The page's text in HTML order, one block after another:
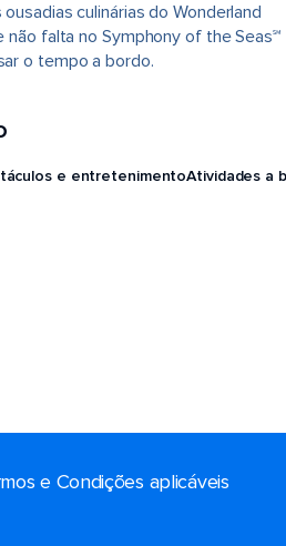
culinárias do Wonderland
não falta no Symphony of the Seas℠
o tempo a bordo.
e entretenimentoAtividades a
e Condições aplicáveis